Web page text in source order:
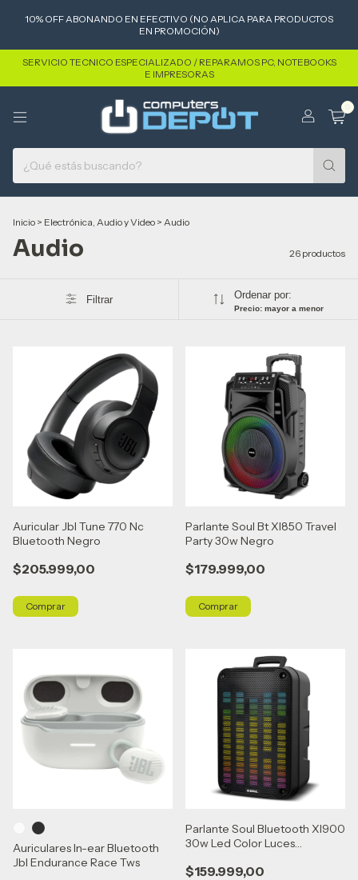
10% OFF ABONANDO EN EFECTIVO (NO APLICA PARA PRODUCTOS
EN PROMOCIÓN)
SERVICIO TECNICO ESPECIALIZADO / REPARAMOS PC, NOTEBOOKS
E IMPRESORAS
Inicio > Electrónica, Audio y Video > Audio
Audio 26 productos
Filtrar Ordenar por:
Precio: mayor a menor
Auricular Jbl Tune 770 Nc
Bluetooth Negro
$205.999,00
Parlante Soul Bt Xl850 Travel
Party 30w Negro
$179.999,00
Auriculares In-ear Bluetooth
Jbl Endurance Race Tws
Parlante Soul Bluetooth Xl900
30w Led Color Luces
$159.999,00